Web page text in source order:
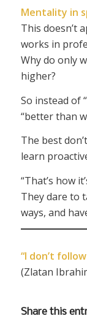
Mentality in
This doesn’t
works in
Why do only
higher?
So instead of
“better than
The best
learn
“That’s how
They dare to
ways, and
“I don’t
(Zlatan
Share this